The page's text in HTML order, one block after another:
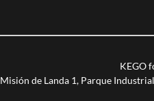
KEGO
Misión de Landa 1, Parque